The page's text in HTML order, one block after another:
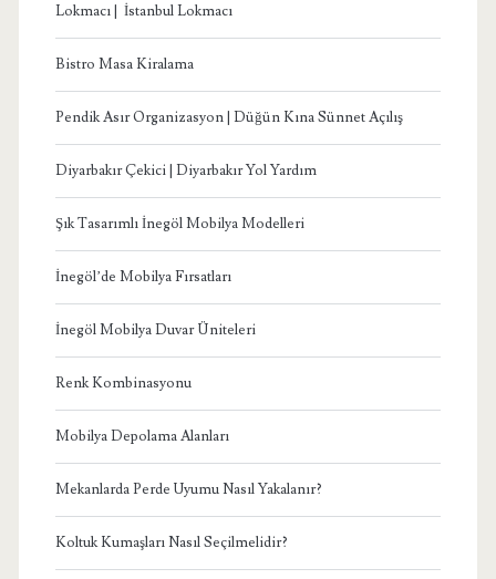
Lokmacı | İstanbul Lokmacı
Bistro Masa Kiralama
Pendik Asır Organizasyon | Düğün Kına Sünnet Açılış
Diyarbakır Çekici | Diyarbakır Yol Yardım
Şık Tasarımlı İnegöl Mobilya Modelleri
İnegöl’de Mobilya Fırsatları
İnegöl Mobilya Duvar Üniteleri
Renk Kombinasyonu
Mobilya Depolama Alanları
Mekanlarda Perde Uyumu Nasıl Yakalanır?
Koltuk Kumaşları Nasıl Seçilmelidir?